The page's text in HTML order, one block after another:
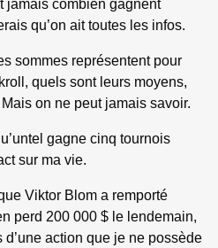
jamais combien gagnent
qu’on ait toutes les infos.
sommes représentent pour
quels sont leurs moyens,
on ne peut jamais savoir.
gagne cinq tournois
sur ma vie.
Viktor Blom a remporté
perd 200 000 $ le lendemain,
d’une action que je ne possède